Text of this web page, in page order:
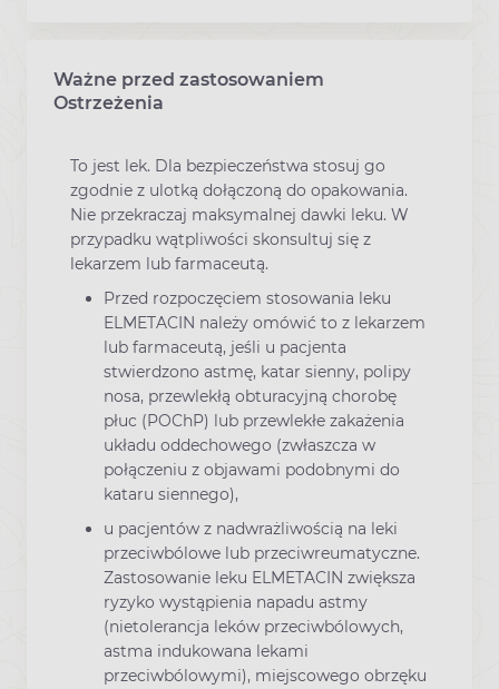
Ważne przed zastosowaniem
Ostrzeżenia
To jest lek. Dla bezpieczeństwa stosuj go
zgodnie z ulotką dołączoną do opakowania.
Nie przekraczaj maksymalnej dawki leku. W
przypadku wątpliwości skonsultuj się z
lekarzem lub farmaceutą.
Przed rozpoczęciem stosowania leku
ELMETACIN należy omówić to z lekarzem
lub farmaceutą, jeśli u pacjenta
stwierdzono astmę, katar sienny, polipy
nosa, przewlekłą obturacyjną chorobę
płuc (POChP) lub przewlekłe zakażenia
układu oddechowego (zwłaszcza w
połączeniu z objawami podobnymi do
kataru siennego),
u pacjentów z nadwrażliwością na leki
przeciwbólowe lub przeciwreumatyczne.
Zastosowanie leku ELMETACIN zwiększa
ryzyko wystąpienia napadu astmy
(nietolerancja leków przeciwbólowych,
astma indukowana lekami
przeciwbólowymi), miejscowego obrzęku